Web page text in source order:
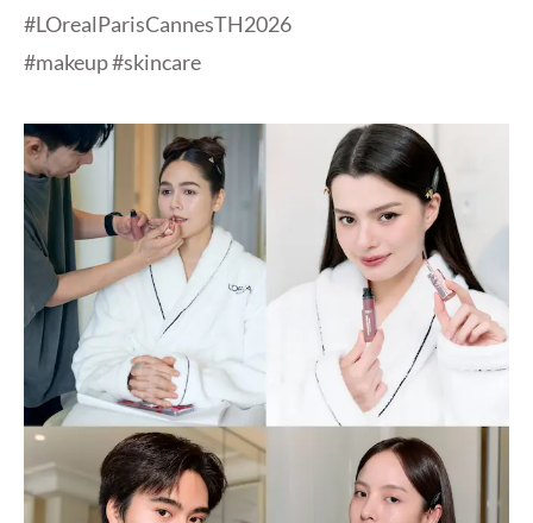
#LOrealParisCannesTH2026
#makeup #skincare